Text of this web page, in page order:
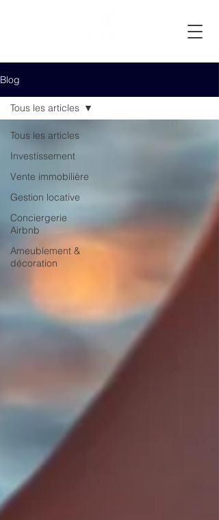
Blog
Tous les articles
Investissement
Vente immobilière
Gestion locative
Conciergerie
Airbnb
Ameublement &
décoration
Tous les articles